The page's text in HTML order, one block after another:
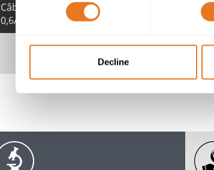
Decline
Câble N2XH IEC 60502-1 XLPE FRNC
0,6/1 kV